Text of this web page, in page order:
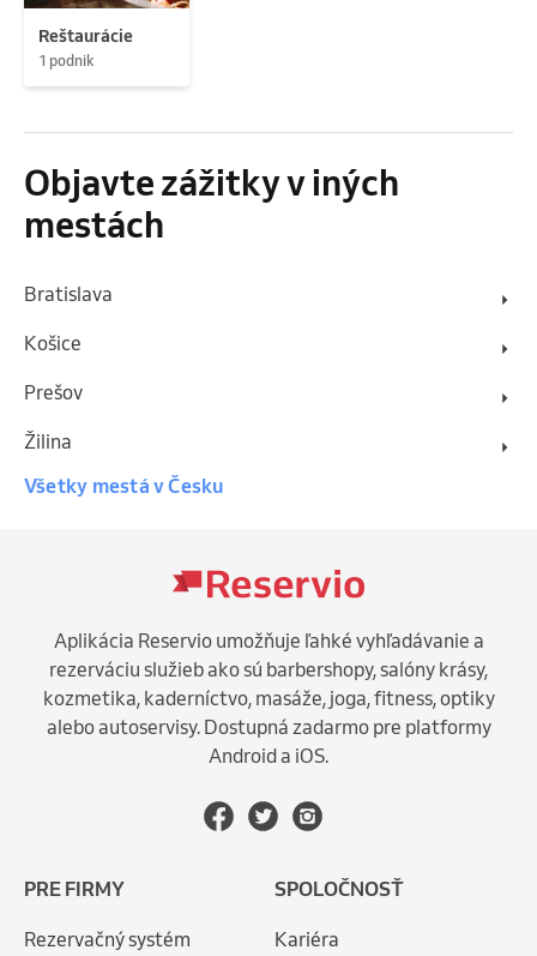
Reštaurácie
1 podnik
Objavte zážitky v iných
mestách
Bratislava
Košice
Prešov
Žilina
Všetky mestá v Česku
Aplikácia Reservio umožňuje ľahké vyhľadávanie a
rezerváciu služieb ako sú barbershopy, salóny krásy,
kozmetika, kaderníctvo, masáže, joga, fitness, optiky
alebo autoservisy. Dostupná zadarmo pre platformy
Android a iOS.
PRE FIRMY
Rezervačný systém
SPOLOČNOSŤ
Kariéra